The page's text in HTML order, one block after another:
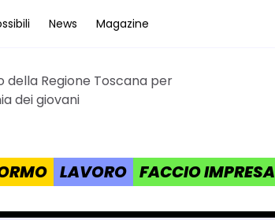
News Magazine
della Regione Toscana per
dei giovani
LAVORO FACCIO IMPRESA